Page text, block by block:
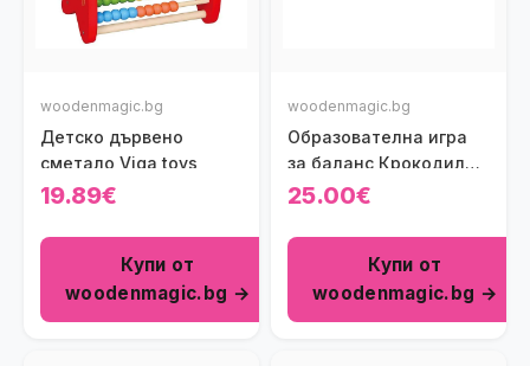
woodenmagic.bg
Детско дървено
сметало Viga toys
19.89€
Купи от
woodenmagic.bg →
woodenmagic.bg
Образователна игра
за баланс Крокодил
BS Toys
25.00€
Купи от
woodenmagic.bg →